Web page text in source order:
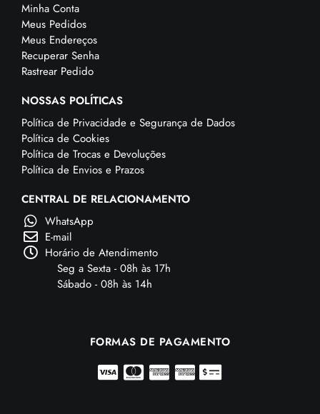
Minha Conta
Meus Pedidos
Meus Endereços
Recuperar Senha
Rastrear Pedido
NOSSAS POLÍTICAS
Política de Privacidade e Segurança de Dados
Política de Cookies
Política de Trocas e Devoluções
Política de Envios e Prazos
CENTRAL DE RELACIONAMENTO
WhatsApp
E-mail
Horário de Atendimento
Seg a Sexta - 08h às 17h
Sábado - 08h às 14h
FORMAS DE PAGAMENTO